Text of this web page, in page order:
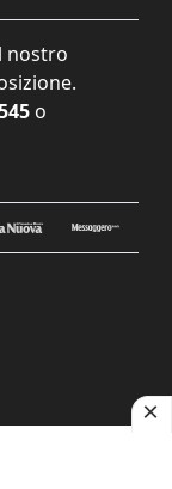
nostro
o